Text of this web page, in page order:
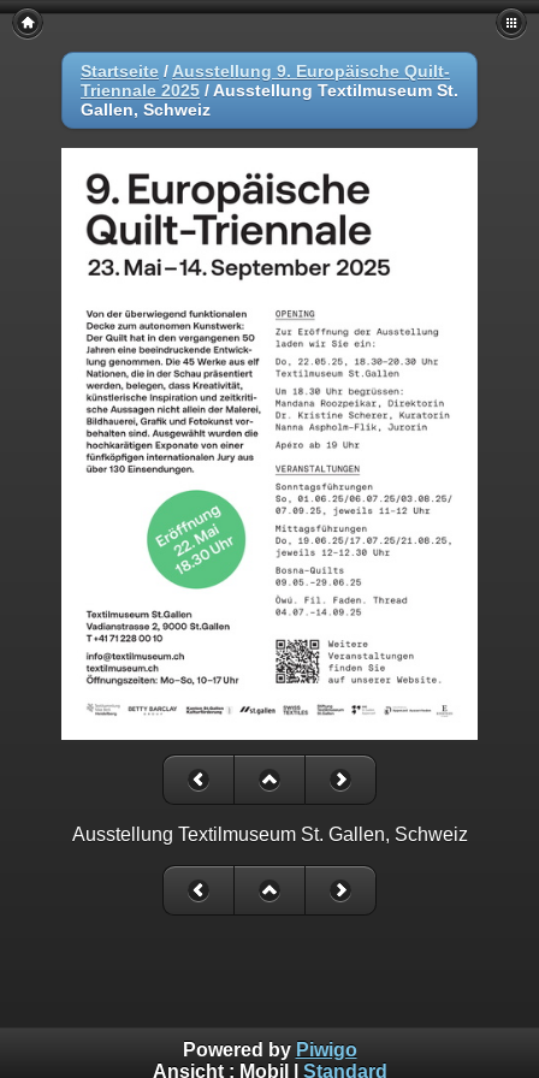
Startseite / Ausstellung 9. Europäische Quilt-
Triennale 2025 / Ausstellung Textilmuseum St.
Gallen, Schweiz
Ausstellung Textilmuseum St. Gallen, Schweiz
Powered by Piwigo
Ansicht : Mobil Standard